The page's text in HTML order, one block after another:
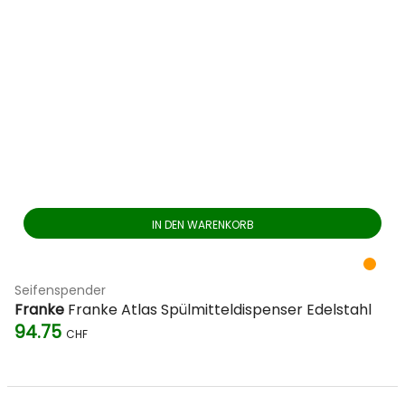
IN DEN WARENKORB
Seifenspender
Franke Franke Atlas Spülmitteldispenser Edelstahl
94.75 CHF